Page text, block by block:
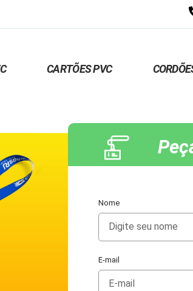
CARTÕES PVC
Nome
E-mail